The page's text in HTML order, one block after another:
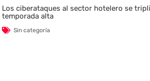
Los ciberataques al sector hotelero se
temporada alta
Sin categoría